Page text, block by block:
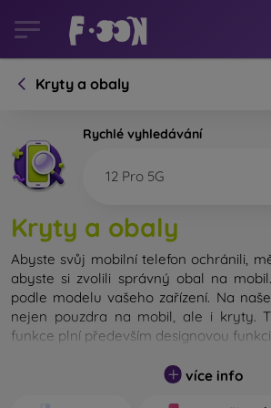
Kryty a obaly
Rychlé vyhledávání
12 Pro 5G
Kryty a obaly
Abyste svůj mobilní telefon ochránili,
abyste si zvolili správný obal na
podle modelu vašeho zařízení. Na
nejen pouzdra na mobil, ale i kryty.
funkce plní především designovou funkci.
Kryt na mobil můžeme také nazvat
ochranu zadní části telefonu.
více info